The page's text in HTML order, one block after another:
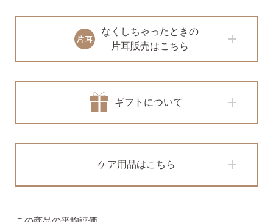
お支払い
・Amazon Pay
配送・送料
7,000円以上購入で
送料無料
なくしちゃったときの
片耳販売はこちら
ギフトについて
ケア用品はこちら